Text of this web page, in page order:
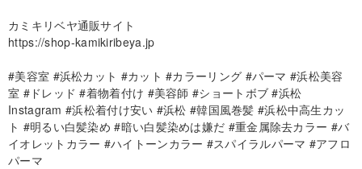
カミキリベヤ通販サイト
https://shop-kamikiribeya.jp
#美容室 #浜松カット #カット #カラーリング #パーマ #浜松美容
室 #ドレッド #着物着付け #美容師 #ショートボブ #浜松
Instagram #浜松着付け安い #浜松 #韓国風巻髪 #浜松中高生カッ
ト #明るい白髪染め #暗い白髪染めは嫌だ #重金属除去カラー #バ
イオレットカラー #ハイトーンカラー #スパイラルパーマ #アフロ
パーマ